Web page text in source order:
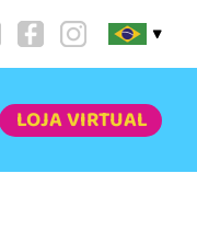
▼
LOJA VIRTUAL